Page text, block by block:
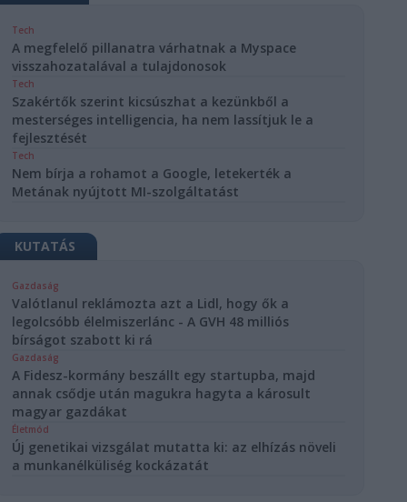
Tech
A megfelelő pillanatra várhatnak a Myspace
visszahozatalával a tulajdonosok
Tech
Szakértők szerint kicsúszhat a kezünkből a
mesterséges intelligencia, ha nem lassítjuk le a
fejlesztését
Tech
Nem bírja a rohamot a Google, letekerték a
Metának nyújtott MI-szolgáltatást
KUTATÁS
Gazdaság
Valótlanul reklámozta azt a Lidl, hogy ők a
legolcsóbb élelmiszerlánc - A GVH 48 milliós
bírságot szabott ki rá
Gazdaság
A Fidesz-kormány beszállt egy startupba, majd
annak csődje után magukra hagyta a károsult
magyar gazdákat
Életmód
Új genetikai vizsgálat mutatta ki: az elhízás növeli
a munkanélküliség kockázatát